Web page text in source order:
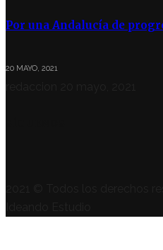
Por una Andalucía de
20 MAYO, 2021